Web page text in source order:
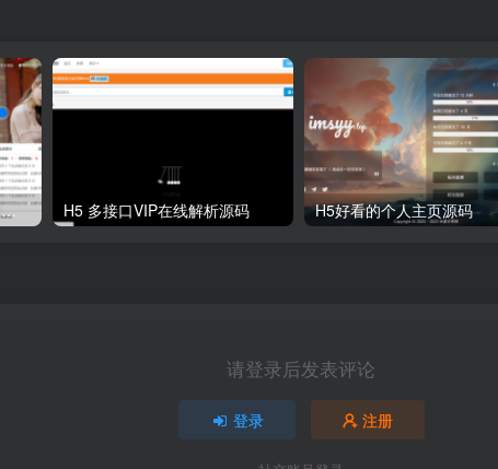
PHP 长游导航系统最新V4.0开源可运营正版 源码 H5 多接口VIP在线解析源码 H5好看的个人主页源码
请登录后发表评论
登录 注册